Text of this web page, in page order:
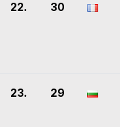
22. 30
23. 29